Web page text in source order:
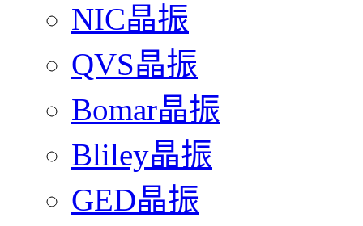
NIC晶振
QVS晶振
Bomar晶振
Bliley晶振
GED晶振